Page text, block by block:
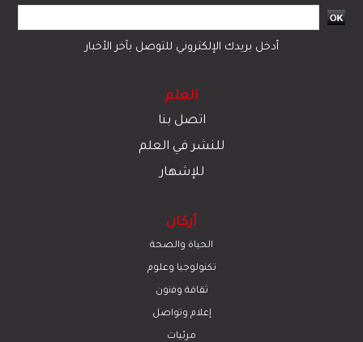
أدخل بريدك الإلكتروني للتوصل بآخر الأخبار
العلم
اتصل بنا
للنشر في العلم
للإشهار
أركان
الحياة والصحة
تكنولوجيا وعلوم
ﺛﻘﺎﻓﺔ وﻓﻧون
إعلام وتواصل
مرئيات